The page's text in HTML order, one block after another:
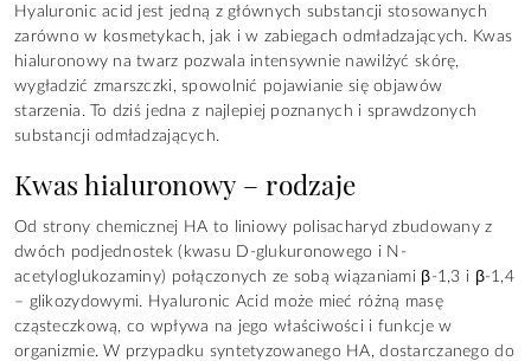
Hyaluronic acid jest jedną z głównych substancji stosowanych
zarówno w kosmetykach, jak i w zabiegach odmładzających. Kwas
hialuronowy na twarz pozwala intensywnie nawilżyć skórę,
wygładzić zmarszczki, spowolnić pojawianie się objawów
starzenia. To dziś jedna z najlepiej poznanych i sprawdzonych
substancji odmładzających.
Kwas hialuronowy – rodzaje
Od strony chemicznej HA to liniowy polisacharyd zbudowany z
dwóch podjednostek (kwasu D-glukuronowego i N-
acetyloglukozaminy) połączonych ze sobą wiązaniami β-1,3 i β-1,4
– glikozydowymi. Hyaluronic Acid może mieć różną masę
cząsteczkową, co wpływa na jego właściwości i funkcje w
organizmie. W przypadku syntetyzowanego HA, dostarczanego do